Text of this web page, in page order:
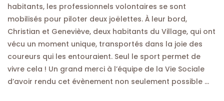
habitants, les professionnels volontaires se sont
mobilisés pour piloter deux joëlettes. À leur bord,
Christian et Geneviève, deux habitants du Village, qui ont
vécu un moment unique, transportés dans la joie des
coureurs qui les entouraient. Seul le sport permet de
vivre cela ! Un grand merci à l’équipe de la Vie Sociale
d’avoir rendu cet évènement non seulement possible …